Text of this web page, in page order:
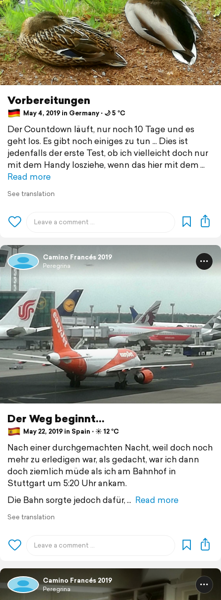
Vorbereitungen
May 4, 2019 in Germany ⋅ 🌙 5 °C
Der Countdown läuft, nur noch 10 Tage und es
geht los. Es gibt noch einiges zu tun ... Dies ist
jedenfalls der erste Test, ob ich vielleicht doch nur
mit dem Handy losziehe, wenn das hier mit dem
Read more
See translation
Camino Francés 2019
Peregrina
Der Weg beginnt...
May 22, 2019 in Spain ⋅ ☀️ 12 °C
Nach einer durchgemachten Nacht, weil doch noch
mehr zu erledigen war, als gedacht, war ich dann
doch ziemlich müde als ich am Bahnhof in
Stuttgart um 5:20 Uhr ankam.
Die Bahn sorgte jedoch dafür,
Read more
See translation
Camino Francés 2019
Peregrina